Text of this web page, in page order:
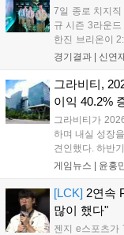
7일 종로 치지
규 시즌 3라운
한진 브리온이
엑스를 제치고
경기결과 | 신연
그라비티,
이익 40.2%
그라비티가
하며 내실 성장
견인했다. 하반
시작으로 9월 3
이’ 출시가 예정
출시할 계획이
템 구축을 통해
게임뉴스 | 윤홍
[LCK] 2연속
많이 했다"
젠지 e스포츠가